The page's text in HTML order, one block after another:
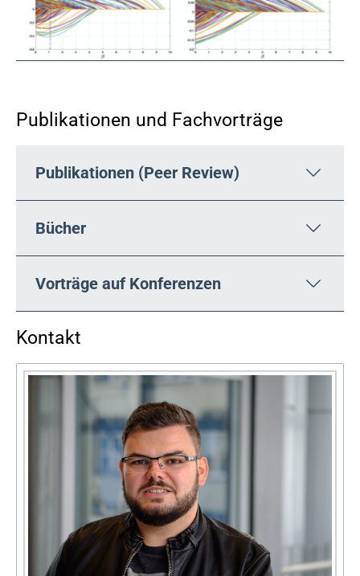
Publikationen und Fachvorträge
Publikationen (Peer Review)
Bücher
Vorträge auf Konferenzen
Kontakt